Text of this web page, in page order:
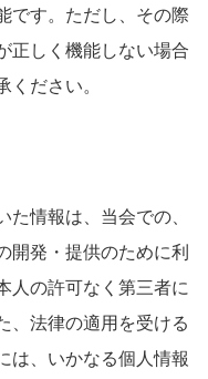
です。ただし、その際
正しく機能しない場合
ださい。
情報は、当会での、
開発・提供のために利
人の許可なく第三者に
、法律の適用を受ける
は、いかなる個人情報